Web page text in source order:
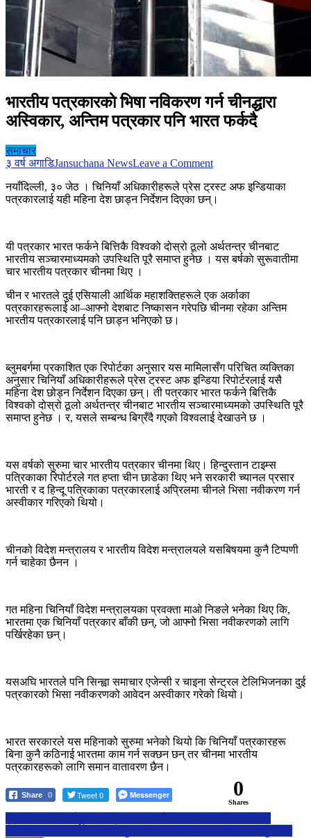
भारतीय पत्रकारकाे भिषा नविकरण गर्न चीनद्धारा
अस्विकार, अन्तिम पत्रकार पनि भारत फर्कदै
समाचार
३ वर्ष अगाडिJansuchana NewsLeave a Commenton
पत्रकारकाे
भिषा
चीनद्धारा
अस्विकार,
अन्तिम
भारत
फर्कदै
नयाँदिल्ली, ३० जेठ । चिनियाँ अधिकारीहरूले प्रेस ट्रस्ट अफ इन्डियाका
पत्रकारलाई यही महिना देश छाड्न निर्देशन दिएका छन्।
यी पत्रकार भारत फर्कने बित्तिकै विश्वको दोस्रो ठूलो अर्थतन्त्र चीनबाट
भारतीय सञ्चारमाध्यमको उपस्थिति पूरै समाप्त हुनेछ । यस बर्षकाे सुरूवातीमा
चार भारतीय पत्रकार चीनमा थिए ।
चीन र भारतले दुई एसियाली आर्थिक महाशक्तिहरूले एक अर्काका
पत्रकारहरूलाई आ–आफ्नो देशबाट निष्कासन गरेपछि चीनमा रहेका अन्तिम
भारतीय पत्रकारलाई पनि छाड्न भनिएको छ।
ब्लुमबर्गमा प्रकाशित एक रिपोर्टका अनुसार यस मामिलासँग परिचित व्यक्तिका
अनुसार चिनियाँ अधिकारीहरूले प्रेस ट्रस्ट अफ इन्डिया रिपोर्टरलाई यसै
महिना देश छोड्न निर्देशन दिएका छन्। ती पत्रकार भारत फर्कने बित्तिकै
विश्वको दोस्रो ठूलो अर्थतन्त्र चीनबाट भारतीय सञ्चारमाध्यमको उपस्थिति पूरै
समाप्त हुनेछ । र, यसले सम्बन्ध बिग्रँदै गएको विश्वलाई देखाउने छ ।
यस वर्षको सुरुमा चार भारतीय पत्रकार चीनमा थिए। हिन्दुस्तान टाइम्स
पत्रिकाका रिपोर्टरले गत हप्ता चीन छाडेका थिए भने सरकारी च्यानल प्रसार
भारती र द हिन्दू पत्रिकाका पत्रकारलाई अप्रिलमा चीनले भिसा नवीकरण गर्न
अस्वीकार गरिएको थियो।
चीनको विदेश मन्त्रालय र भारतीय विदेश मन्त्रालयले यसबिषयमा कुनै टिप्पणी
गर्न चाहेका छैनन ।
गत महिना चिनियाँ विदेश मन्त्रालयका प्रवक्ता माओ निङले भनेका थिए कि,
भारतमा एक चिनियाँ पत्रकार बाँकी छन्, जो आफ्नो भिसा नवीकरणको लागि
पर्खिरहेका छन्।
यसअघि भारतले पनि सिन्ह्वा समाचार एजेन्सी र चाइना सेन्ट्रल टेलिभिजनका दुई
पत्रकारको भिसा नवीकरणको आवेदन अस्वीकार गरेको थियो।
भारत सरकारले यस महिनाको सुरुमा भनेको थियो कि चिनियाँ पत्रकारहरू
बिना कुनै कठिनाई भारतमा काम गर्न सक्छन छन् तर चीनमा भारतीय
पत्रकारहरूको लागि समान वातावरण छैन।
Share 0 Tweet 0 Messenger 0
Shares
Post